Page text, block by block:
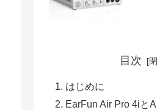
目次
はじめに
EarFun Air Pro 4iと